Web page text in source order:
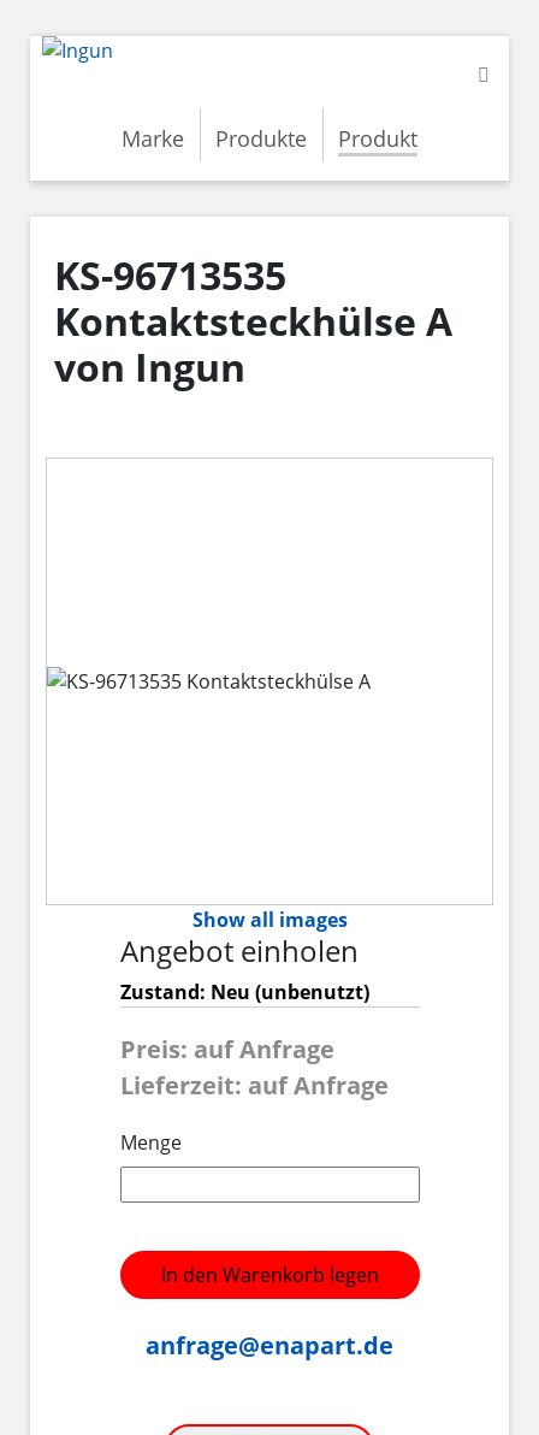
Marke Produkte Produkt
KS-96713535
Kontaktsteckhülse A
von Ingun
Show all images
Angebot einholen
Zustand: Neu (unbenutzt)
Preis: auf Anfrage
Lieferzeit: auf Anfrage
Menge
In den Warenkorb legen
anfrage@enapart.de